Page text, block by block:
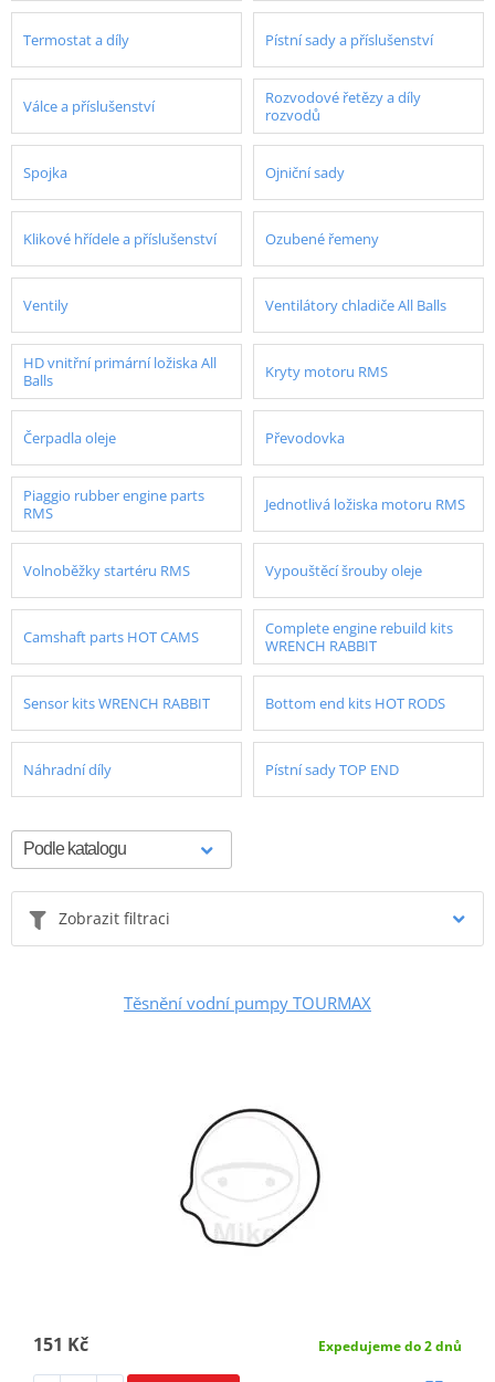
Termostat a díly Pístní sady a příslušenství
Válce a příslušenství
Rozvodové řetězy a díly
rozvodů
Spojka Ojniční sady
Klikové hřídele a příslušenství Ozubené řemeny
Ventily Ventilátory chladiče All Balls
HD vnitřní primární ložiska All
Balls
Kryty motoru RMS
Čerpadla oleje Převodovka
Piaggio rubber engine parts
RMS
Jednotlivá ložiska motoru RMS
Volnoběžky startéru RMS Vypouštěcí šrouby oleje
Camshaft parts HOT CAMS
Complete engine rebuild kits
WRENCH RABBIT
Sensor kits WRENCH RABBIT Bottom end kits HOT RODS
Náhradní díly Pístní sady TOP END
Zobrazit filtraci
Těsnění vodní pumpy TOURMAX
151 Kč Expedujeme do 2 dnů